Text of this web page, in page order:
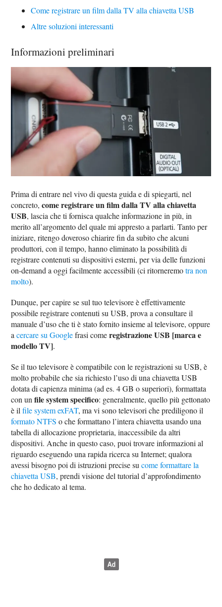
Come registrare un film dalla TV alla chiavetta USB
Altre soluzioni interessanti
Informazioni preliminari
Prima di entrare nel vivo di questa guida e di spiegarti, nel
concreto,come registrare un film dalla TV alla chiavetta
USB, lascia che ti fornisca qualche informazione in più, in
merito all’argomento del quale mi appresto a parlarti. Tanto per
iniziare, ritengo doveroso chiarire fin da subito che alcuni
produttori, con il tempo, hanno eliminato la possibilità di
registrare contenuti su dispositivi esterni, per via delle funzioni
on-demand a oggi facilmente accessibili (ci ritorneremotra non
molto).
Dunque, per capire se sul tuo televisore è effettivamente
possibile registrare contenuti su USB, prova a consultare il
manuale d’uso che ti è stato fornito insieme al televisore, oppure
acercare su Googlefrasi comeregistrazione USB [marca e
modello TV].
Se il tuo televisore è compatibile con le registrazioni su USB, è
molto probabile che sia richiesto l’uso di una chiavetta USB
dotata di capienza minima (ad es. 4 GB o superiori), formattata
con unfile system specifico: generalmente, quello più gettonato
è ilfile system exFAT, ma vi sono televisori che prediligono il
formato NTFS o che formattano l’intera chiavetta usando una
tabella di allocazione proprietaria, inaccessibile da altri
dispositivi. Anche in questo caso, puoi trovare informazioni al
riguardo eseguendo una rapida ricerca su Internet; qualora
avessi bisogno poi di istruzioni precise sucome formattare la
chiavetta USB, prendi visione del tutorial d’approfondimento
che ho dedicato al tema.